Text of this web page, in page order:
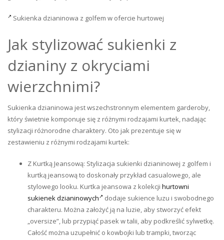
Sukienka dzianinowa z golfem w ofercie hurtowej
Jak stylizować sukienki z
dzianiny z okryciami
wierzchnimi?
Sukienka dzianinowa jest wszechstronnym elementem garderoby,
który świetnie komponuje się z różnymi rodzajami kurtek, nadając
stylizacji różnorodne charaktery. Oto jak prezentuje się w
zestawieniu z różnymi rodzajami kurtek:
Z Kurtką Jeansową: Stylizacja sukienki dzianinowej z golfem i
kurtką jeansową to doskonały przykład casualowego, ale
stylowego looku. Kurtka jeansowa z kolekcji hurtowni
sukienek dzianinowych
dodaje sukience luzu i swobodnego
charakteru. Można założyć ją na luzie, aby stworzyć efekt
„oversize”, lub przypiąć pasek w talii, aby podkreślić sylwetkę.
Całość można uzupełnić o kowbojki lub trampki, tworząc